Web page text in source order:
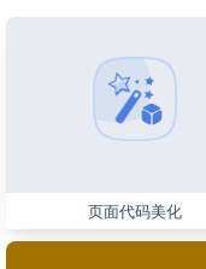
页面代码美化